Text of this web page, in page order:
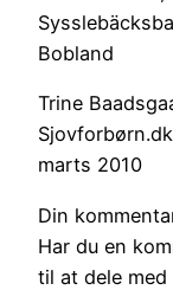
Bobland
Trine
Sjovforbørn.dk
marts 2010
Din
Har du en
til at dele med